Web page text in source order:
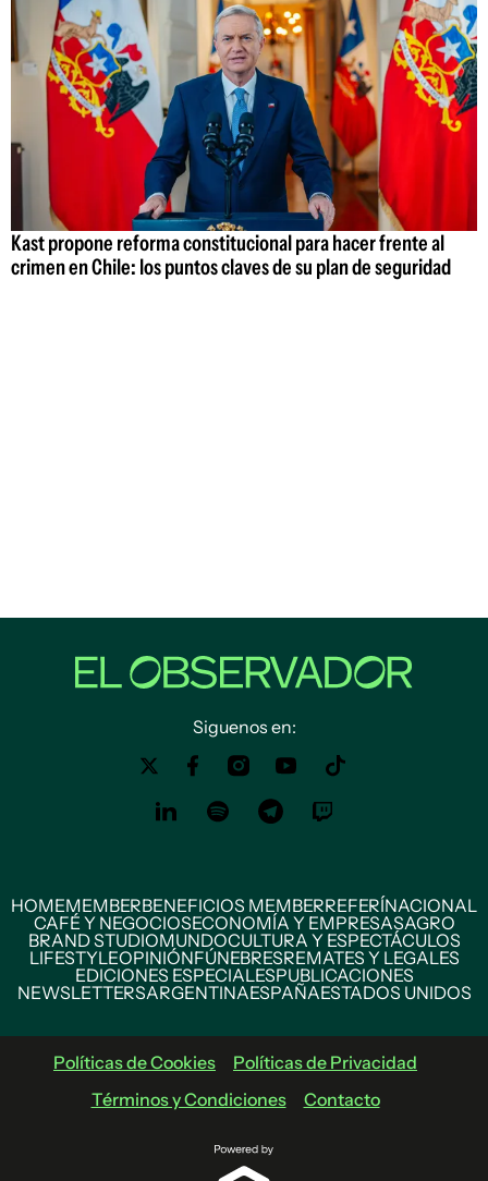
Kast propone reforma constitucional para hacer frente al
crimen en Chile: los puntos claves de su plan de seguridad
Siguenos en:
HOMEMEMBERBENEFICIOS MEMBERREFERÍNACIONAL
CAFÉ Y NEGOCIOSECONOMÍA Y EMPRESASAGRO
BRAND STUDIOMUNDOCULTURA Y ESPECTÁCULOS
LIFESTYLEOPINIÓNFÚNEBRESREMATES Y LEGALES
EDICIONES ESPECIALESPUBLICACIONES
NEWSLETTERSARGENTINAESPAÑAESTADOS UNIDOS
Políticas de Cookies
Políticas de Privacidad
Términos y Condiciones
Contacto